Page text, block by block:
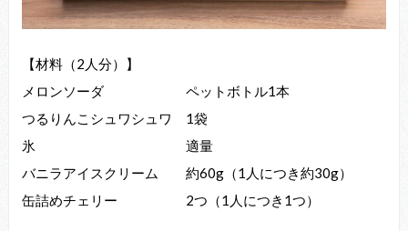
【材料（2人分）】
メロンソーダ ペットボトル1本
つるりんこシュワシュワ 1袋
氷 適量
バニラアイスクリーム 約60g（1⼈につき約30g）
⽸詰めチェリー 2つ（1⼈につき1つ）